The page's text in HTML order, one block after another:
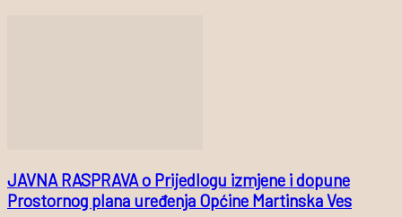
JAVNA RASPRAVA o Prijedlogu izmjene i dopune
Prostornog plana uređenja Općine Martinska Ves